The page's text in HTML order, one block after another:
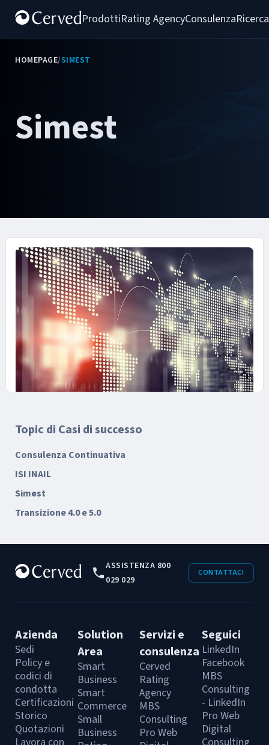
ProdottiRating AgencyConsulenza
HOMEPAGE/SIMEST
Simest
18 GIUGNO 2025
SIMEST Transizione digitale ed
ecologica: azienda manifatturiera
Emilia- Romagna
Topic di Casi di successo
Consulenza Continuativa
ISI INAIL
Simest
Transizione 4.0 e 5.0
ASSISTENZA 800
029 029
CONTATTACI
Azienda
Sedi
Policy e
codici di
condotta
Certificazioni
Storico
Quotazioni
Solution
Area
Smart
Business
Smart
Commerce
Small
Business
Servizi e
consulenza
Cerved
Rating
Agency
MBS
Consulting
Pro Web
Seguici
LinkedIn
Facebook
MBS
Consulting
- LinkedIn
Pro Web
Digital